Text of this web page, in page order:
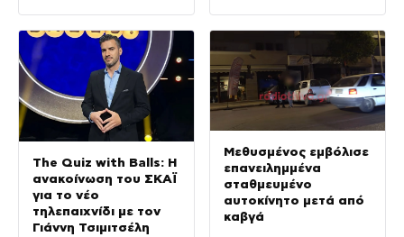
The Quiz with Balls: Η
ανακοίνωση του ΣΚΑΪ
για το νέο
τηλεπαιχνίδι με τον
Γιάννη Τσιμιτσέλη
Μεθυσμένος εμβόλισε
επανειλημμένα
σταθμευμένο
αυτοκίνητο μετά από
καβγά